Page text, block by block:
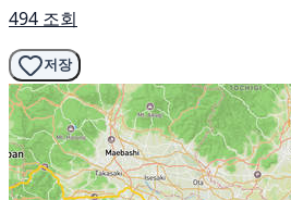
494 조회
저장